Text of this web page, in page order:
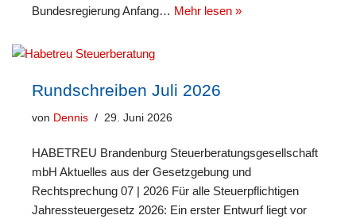
Bundesregierung Anfang… Mehr lesen »
Rundschreiben Juli 2026
von Dennis 29. Juni 2026
HABETREU Brandenburg Steuerberatungsgesellschaft
mbH Aktuelles aus der Gesetzgebung und
Rechtsprechung 07 | 2026 Für alle Steuerpflichtigen
Jahressteuergesetz 2026: Ein erster Entwurf liegt vor